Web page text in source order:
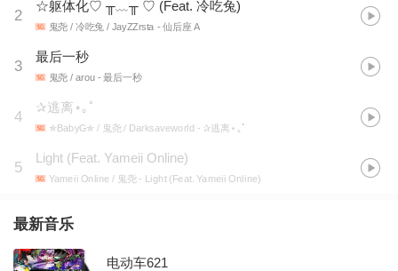
2
☆躯体化♡ ╥﹏╥ ♡ (Feat. 冷吃兔)
鬼尧 / 冷吃兔 / JayZZrsta - 仙后座 A
3
最后一秒
鬼尧 / arou - 最后一秒
4
✰逃离⋆｡ﾟ
✯BabyG✯ / 鬼尧 / Darksaveworld - ✰逃离⋆｡ﾟ
5
Light (Feat. Yameii Online)
Yameii Online / 鬼尧- Light (Feat. Yameii Online)
最新音乐
电动车621